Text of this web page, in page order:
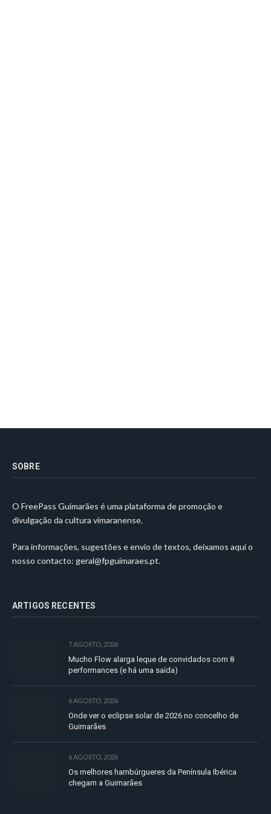
SOBRE
O FreePass Guimarães é uma plataforma de promoção e
divulgação da cultura vimaranense.
Para informações, sugestões e envio de textos, deixamos aqui o
nosso contacto: geral@fpguimaraes.pt.
ARTIGOS RECENTES
7 AGOSTO, 2026
Mucho Flow alarga leque de convidados com 8
performances (e há uma saída)
6 AGOSTO, 2026
Onde ver o eclipse solar de 2026 no concelho de
Guimarães
6 AGOSTO, 2026
Os melhores hambúrgueres da Península Ibérica
chegam a Guimarães